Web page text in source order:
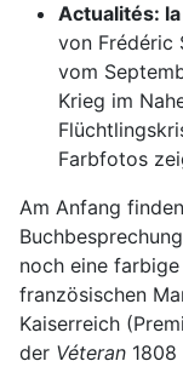
Actualités:
von Frédéric
vom
Krieg im
Farbfotos
Am Anfang
noch eine
französischen
Kaiserreich
der Véteran 1808